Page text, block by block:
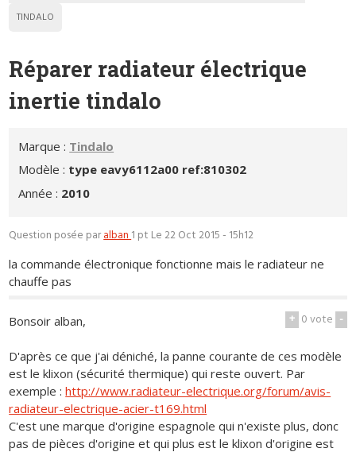
TINDALO
Réparer radiateur électrique
inertie tindalo
Marque : Tindalo
Modèle : type eavy6112a00 ref:810302
Année : 2010
Question posée paralban1 pt Le 22 Oct 2015 - 15h12
la commande électronique fonctionne mais le radiateur ne
chauffe pas
+ 0vote -
Bonsoir alban,
D'après ce que j'ai déniché, la panne courante de ces modèle
est le klixon (sécurité thermique) qui reste ouvert. Par
exemple :http://www.radiateur-electrique.org/forum/avis-
radiateur-electrique-acier-t169.html
C'est une marque d'origine espagnole qui n'existe plus, donc
pas de pièces d'origine et qui plus est le klixon d'origine est